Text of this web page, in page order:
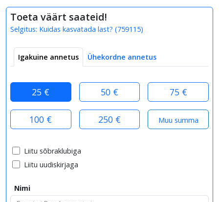
Toeta väärt saateid!
Selgitus: Kuidas kasvatada last? (759115)
Igakuine annetus Ühekordne annetus
25 € 50 € 75 €
100 € 250 €
Liitu sõbraklubiga
Liitu uudiskirjaga
Nimi